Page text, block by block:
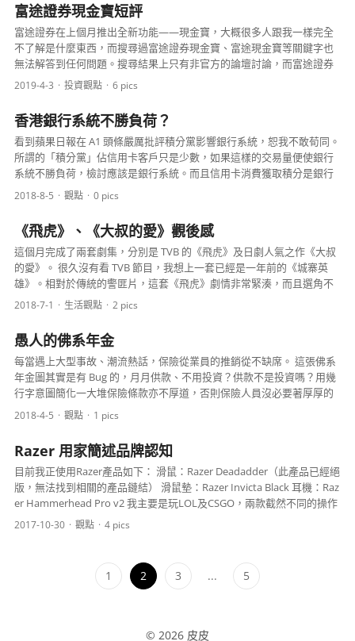
富途證券現金寶短評
富途證券在上個月推出全新功能——現金寶，大概很多人跟我一樣完全
不了解是什麼東西，而搜尋過富途證券現金寶、富途現金寶等關鍵字也
無法解答到任何問題。搜尋結果上只有非官方的論壇討論，而富途證券
官網亦懶得替這項理財產品寫一個頁面，實在令我摸不著頭...
2019-4-3 投資觀點 6 pics
香港銀行系統不勝負荷？
看到蘋果日報在 A1 頭條嚴厲批評積分黨影響銀行系統，恕我不敢荀同。
所謂的「積分黨」佔信用卡客戶只是少數，如果這樣的交易量便使銀行
系統不勝負荷，檢討應該是銀行系統。而且信用卡消費獲取積分是銀行
自訂的獎賞計劃。要是銀行感到不合適的話，理應直接...
2018-8-5 觀點 0 pics
《飛虎》、《大叔的愛》觀後感
這個月完成了兩套劇集，分別是 TVB 的《飛虎》及日劇人氣之作《大叔
的愛》。 很久沒有看 TVB 節目，我想上一套已經是一年前的《城寨英
雄》。相對於傳統的警匪片，這套《飛虎》劇情非常緊湊，而且選角不
錯，撇除特技落後，整體性不錯。我特別喜歡黃宗澤飾...
2018-7-1 生活觀點 2 pics
愚人的佛系年金
每當遇上大型事故、潮流熱話，保險從業員的推銷從不缺席。 這張佛系
年金圖其實是有 Bug 的，月月供款、不用投資？供款不是投資嗎？用幾
行字意圖簡化一大堆保險條款亦不厚道，否則保險人員沒必要著厚厚的
文件跑業務。再者，從業員仍在跑業務，難道他們生活...
2018-4-5 觀點 1 pics
Razer 用家簡述品牌認知
目前我正使用Razer產品如下： 滑鼠：Razer Deadadder（此產品已經絕
版，無法找到相關的產品鏈結） 滑鼠墊：Razer Invicta Black 耳機：Raz
er Hammerhead Pro v2 我主要是玩LOL及CSGO，兩款截然不同的操作
遊戲，前者是MOBA遊戲（Multiplayer Online Battl...
2017-10-30 觀點 4 pics
1 2 3 ... 5
© 2026 皮皮